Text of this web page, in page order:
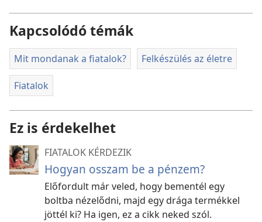
Kapcsolódó témák
Mit mondanak a fiatalok? Felkészülés az életre
Fiatalok
Ez is érdekelhet
FIATALOK KÉRDEZIK
Hogyan osszam be a pénzem?
Előfordult már veled, hogy bementél egy
boltba nézelődni, majd egy drága termékkel
jöttél ki? Ha igen, ez a cikk neked szól.